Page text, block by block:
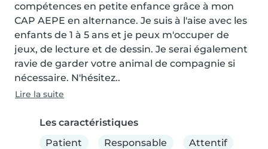
compétences en petite enfance grâce à mon
CAP AEPE en alternance. Je suis à l'aise avec les
enfants de 1 à 5 ans et je peux m'occuper de
jeux, de lecture et de dessin. Je serai également
ravie de garder votre animal de compagnie si
nécessaire. N'hésitez..
Lire la suite
Les caractéristiques
Patient
Responsable Attentif